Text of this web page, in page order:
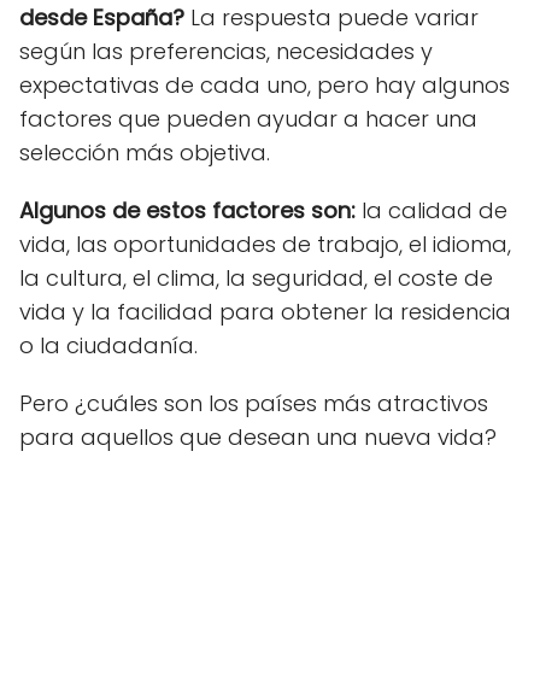
desde España? La respuesta puede variar
según las preferencias, necesidades y
expectativas de cada uno, pero hay algunos
factores que pueden ayudar a hacer una
selección más objetiva.
Algunos de estos factores son: la calidad de
vida, las oportunidades de trabajo, el idioma,
la cultura, el clima, la seguridad, el coste de
vida y la facilidad para obtener la residencia
o la ciudadanía.
Pero ¿cuáles son los países más atractivos
para aquellos que desean una nueva vida?